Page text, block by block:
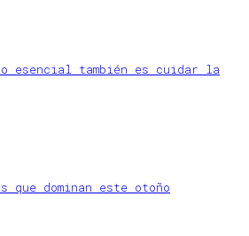
esencial también es cuidar la
que dominan este otoño